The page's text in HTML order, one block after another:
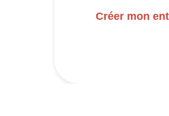
Créer mon